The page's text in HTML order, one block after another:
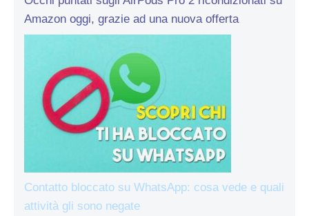
Amazon oggi, grazie ad una nuova offerta
Contatto bloccato su WhatsApp: cosa vede e quali
attività gli sono negate